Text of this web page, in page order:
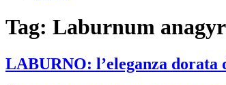
Tag: Laburnum
LABURNO: l’eleganza dorata